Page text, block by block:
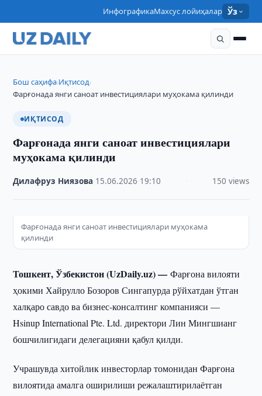
ИнфографикаМахсус лойиҳалар Ўз
Бош саҳифа›Иқтисод›
Фарғонада янги саноат инвестициялари муҳокама қилинди
ИҚТИСОД
Фарғонада янги саноат инвестициялари
муҳокама қилинди
Дилафруз Ниязова 15.06.2026 19:10 150 views
Фарғонада янги саноат инвестициялари муҳокама
қилинди
Тошкент, Ўзбекистон (UzDaily.uz) —Фарғона вилояти
ҳокими Хайрулло Бозоров Сингапурда рўйхатдан ўтган
халқаро савдо ва бизнес-консалтинг компанияси —
Hsinup International Pte. Ltd. директори Лин Мингшианг
бошчилигидаги делегацияни қабул қилди.
Учрашувда хитойлик инвесторлар томонидан Фарғона
вилоятида амалга оширилиши режалаштирилаётган